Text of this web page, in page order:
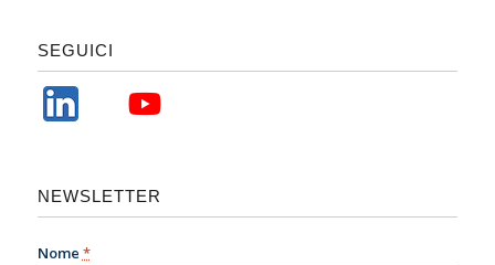
SEGUICI
NEWSLETTER
Nome *